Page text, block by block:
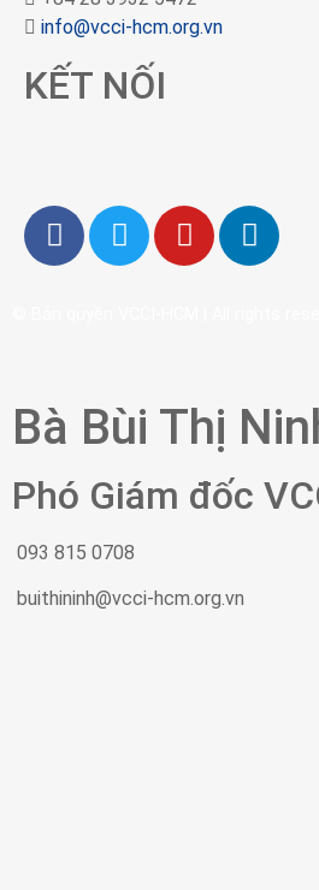
info@vcci-hcm.org.vn
KẾT NỐI
Bà Bùi Thị
Phó Giám đốc
093 815 0708
buithininh@vcci-hcm.org.vn